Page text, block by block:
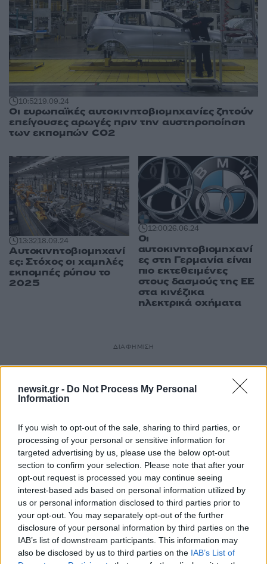
newsit.gr - Do Not Process My Personal
Information
If you wish to opt-out of the sale, sharing to third parties, or
processing of your personal or sensitive information for
targeted advertising by us, please use the below opt-out
section to confirm your selection. Please note that after your
opt-out request is processed you may continue seeing
interest-based ads based on personal information utilized by
us or personal information disclosed to third parties prior to
your opt-out. You may separately opt-out of the further
disclosure of your personal information by third parties on the
IAB’s list of downstream participants. This information may
also be disclosed by us to third parties on the IAB’s List of
10:5219.09.24
Οι ευρωπαϊκές αυτοκινητοβιομηχανίες ζητούν
επείγουσες αρωγές πριν την αυστηροποίηση
των εκπομπών CO2
13:3218.09.24
Αυτοκινητοβιομηχανί
ες: Στόχος οι χαμηλές
εκπομπές ρύπου το
2025
12:0026.06.24
Οι
αυτοκινητοβιομηχανί
ες στη Γερμανία είναι
πιο εκτεθειμένες
στους δασμούς της ΕΕ
στα κινέζικα
ηλεκτρικά οχήματα
ΔΙΑΦΗΜΙΣΗ